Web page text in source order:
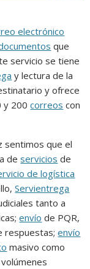
electrónico
que
servicio se tiene
y lectura de la
y ofrece
y 200correos con
sentimos que el
deservicios de
de logística
Servientrega
tanto a
envío de PQR,
respuestas;envío
masivo como